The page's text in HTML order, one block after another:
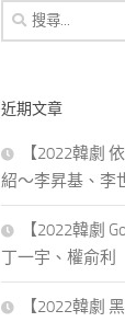
搜
尋
字:
近期文章
【2022韓劇
紹～李昇基、李
【2022韓劇
丁一宇、權俞利
【2022韓劇